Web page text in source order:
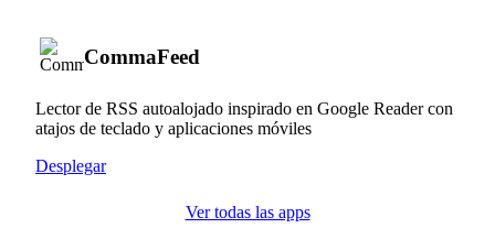
CommaFeed
Lector de RSS autoalojado inspirado en Google Reader con
atajos de teclado y aplicaciones móviles
Desplegar
Ver todas las apps